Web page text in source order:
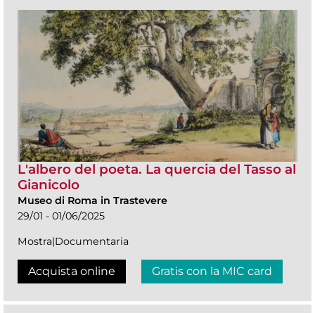
L'albero del poeta. La quercia del Tasso al
Gianicolo
Museo di Roma in Trastevere
29/01 - 01/06/2025
Mostra|Documentaria
Acquista online Gratis con la MIC card